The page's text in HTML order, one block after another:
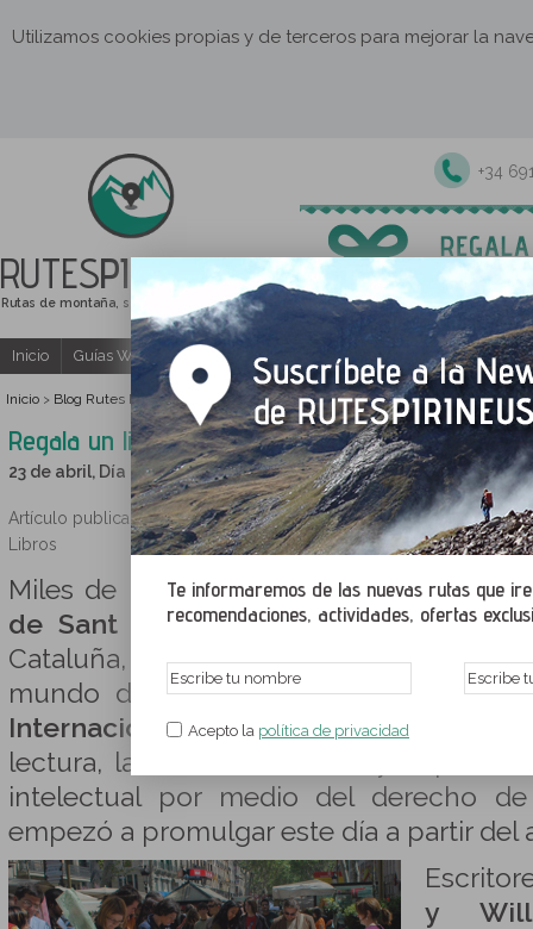
Utilizamos cookies propias y de terceros para mejorar la
RUTESPIRINEUS
Rutas de montaña, senderismo y excursiones
+34
Te informaremos de las nuevas rutas que
recomendaciones, actividades, ofertas
Acepto la política de privacidad
Inicio Guías Web y PDF gratuitas Excursiones y actividades
Inicio > Blog Rutes Pirineus> Regala un libro de montaña por Sant Jordi
Regala un libro de montaña por Sant Jordi
23 de abril, Día Internacional del Libro
Artículo publicado el 16/04/2012 por Xavi Armengol
Libros
Miles de personas celebrarán el
de Sant Jordi. Una festividad que
Cataluña, sino que son muchos los
mundo donde se celebra. Se
Internacional del Librocon el
lectura, la industria editorial y la
intelectual por medio del derecho de
empezó a promulgar este día a partir del
y